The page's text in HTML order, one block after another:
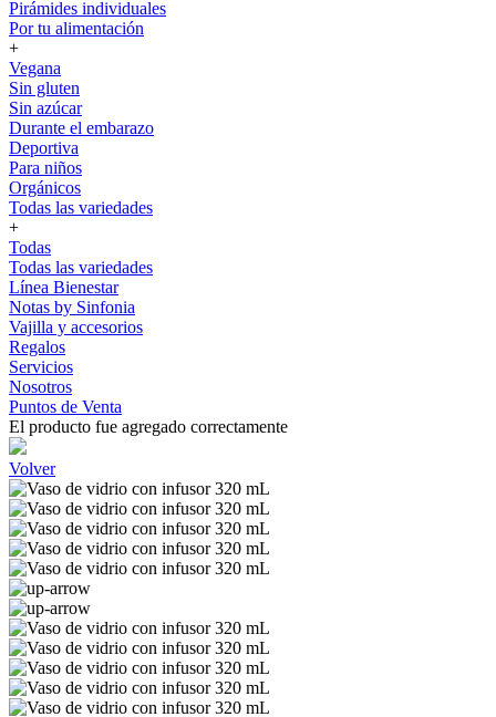
Pirámides individuales
Por tu alimentación
+
Vegana
Sin gluten
Sin azúcar
Durante el embarazo
Deportiva
Para niños
Orgánicos
Todas las variedades
+
Todas
Todas las variedades
Línea Bienestar
Notas by Sinfonia
Vajilla y accesorios
Regalos
Servicios
Nosotros
Puntos de Venta
El producto fue agregado correctamente
Volver